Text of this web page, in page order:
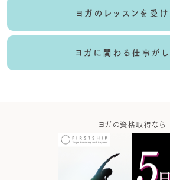
ヨガのレッスンを受け
ヨガに関わる仕事が
ヨガの資格取得なら